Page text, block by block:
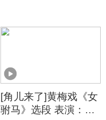
[角儿来了]黄梅戏《女
驸马》选段 表演：韩